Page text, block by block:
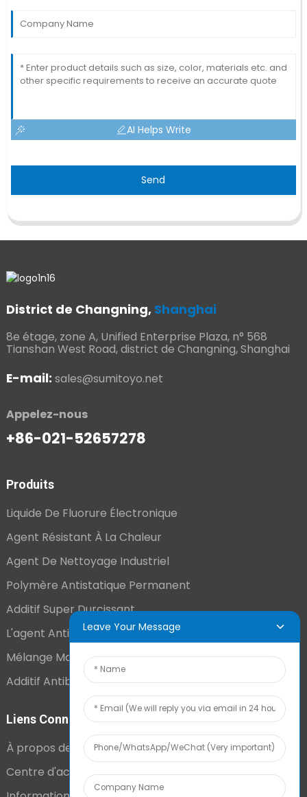
AI Helps Write
Send
District de Changning, Shanghai
8e étage, zone A, Unified Enterprise Plaza, n° 568
Tianshan West Road, district de Changning, Shanghai
E-mail: sales@sumitoyo.net
Appelez-nous
+86-021-52657278
Produits
Liquide De Fluorure Électronique
Agent Résistant À La Chaleur
Agent De Nettoyage Industriel
Polymère Antistatique Permanent
Additif Super Durcissant
L'agent Antistatique Longue Durée
Mélange Maître VCI
Additif Antibuée Ajouté En Interne
Liens Connexes
À propos de nous
Centre d'actualités
Leave Your Message